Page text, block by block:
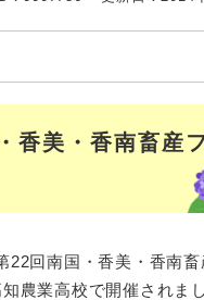
香美・香南畜産
22回南国・香美・香南
農業高校で開催されまし